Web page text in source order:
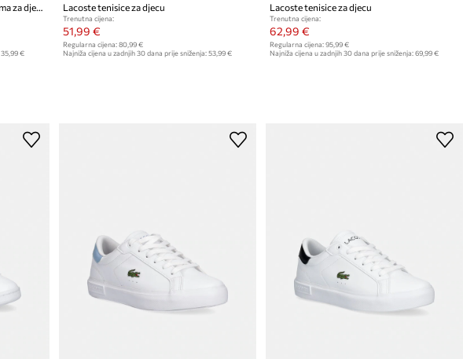
35,99 €
Lacoste tenisice za djecu
Trenutna cijena:
51,99 €
Regularna cijena: 80,99 €
Najniža cijena u zadnjih 30 dana prije sniženja: 53,99 €
Lacoste tenisice za djecu
Trenutna cijena:
62,99 €
Regularna cijena: 95,99 €
Najniža cijena u zadnjih 30 dana prije sniženja: 69,99 €